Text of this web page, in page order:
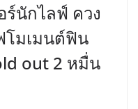
ร์นักไลฟ์ ควง
โมเมนต์ฟิน
out 2 หมื่น